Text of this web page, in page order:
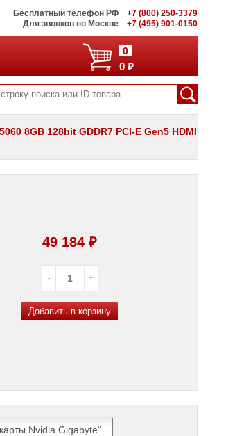
Бесплатный телефон РФ
+7 (800) 250-3379
Для звонков по Москве
+7 (495) 901-0150
0
0 ₽
8GB 128bit GDDR7 PCI-E Gen5 HDMI
49 184 ₽
Добавить в корзину
Nvidia Gigabyte"